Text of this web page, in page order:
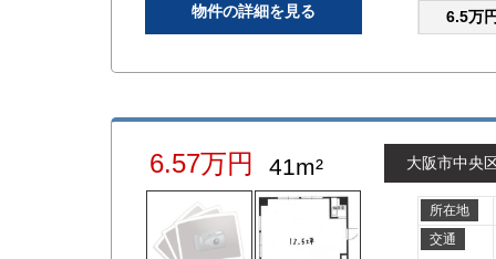
物件の詳細を見る 6.5万
6.57万円 41m² 大阪市中央
所在地
交通